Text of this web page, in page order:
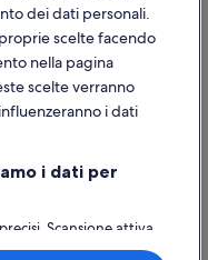
o una casa vacanze
dei dati personali.
scelte facendo
nella pagina
scelte verranno
i dati
i dati per
Scansione attiva
fini